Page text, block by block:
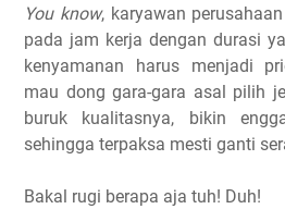
You know, karyawan
pada jam kerja dengan durasi
kenyamanan harus menjadi
mau dong gara-gara asal pilih
buruk kualitasnya, bikin
sehingga terpaksa mesti ganti
Bakal rugi berapa aja tuh! Duh!